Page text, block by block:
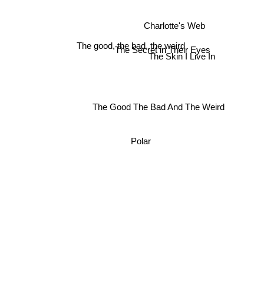
The Secret in Their Eyes
The good, the bad, the weird
Charlotte's Web
The Skin I Live In
Polar
The Good The Bad And The Weird